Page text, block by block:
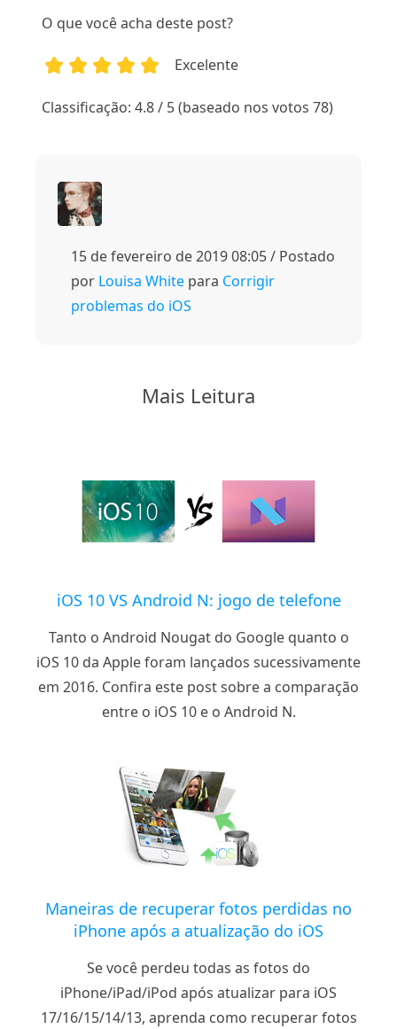
O que você acha deste post?
Excelente
Classificação: 4.8 / 5 (baseado nos votos 78)
15 de fevereiro de 2019 08:05 / Postado
por Louisa White para Corrigir
problemas do iOS
Mais Leitura
iOS 10 VS Android N: jogo de telefone
Tanto o Android Nougat do Google quanto o
iOS 10 da Apple foram lançados sucessivamente
em 2016. Confira este post sobre a comparação
entre o iOS 10 e o Android N.
Maneiras de recuperar fotos perdidas no
iPhone após a atualização do iOS
Se você perdeu todas as fotos do
iPhone/iPad/iPod após atualizar para iOS
17/16/15/14/13, aprenda como recuperar fotos